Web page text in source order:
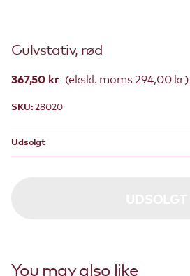
Gulvstativ, rød
367,50 kr (ekskl. moms 294,00 kr)
SKU:28020
Udsolgt
You may also like